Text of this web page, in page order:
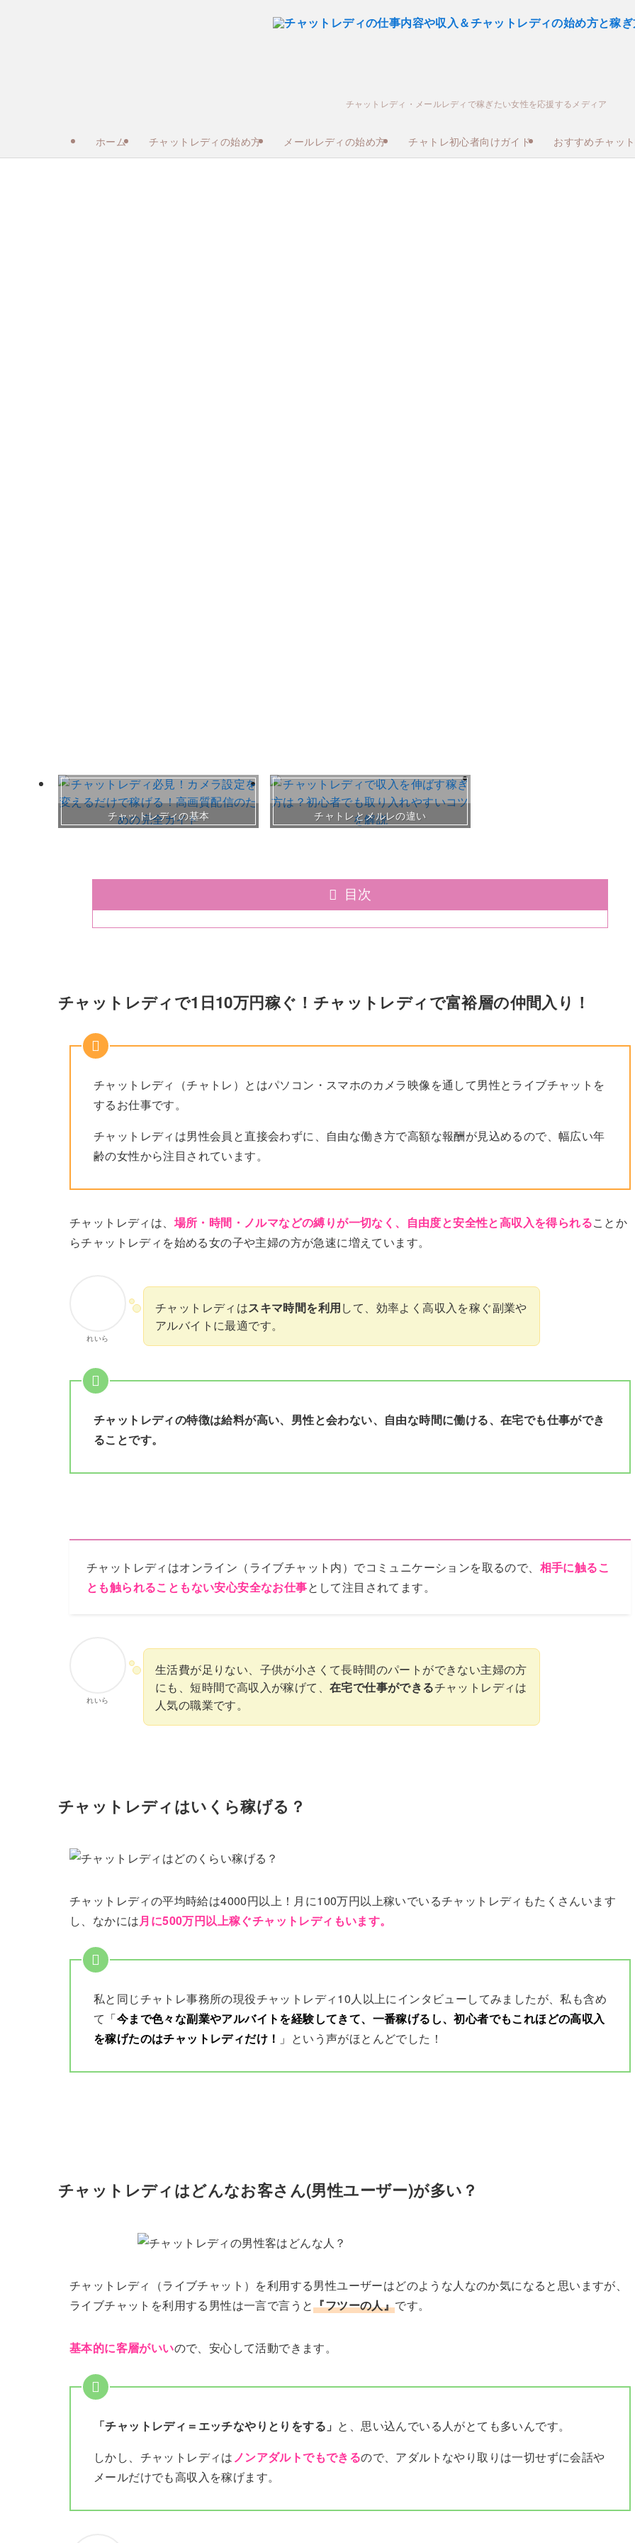
チャットレディ・メールレディで稼ぎたい女性を応援するメディア
ホーム チャットレディの始め方 メールレディの始め方 チャトレ初心者向けガイド おすすめチャッ
チャットレディの基本 チャトレとメルレの違い
目次
チャットレディで1日10万円稼ぐ！チャットレディで富裕層の仲間入り！
チャットレディ（チャトレ）とはパソコン・スマホのカメラ映像を通して男性とライブチャットを
するお仕事です。
チャットレディは男性会員と直接会わずに、自由な働き方で高額な報酬が見込めるので、幅広い年
齢の女性から注目されています。
チャットレディは、 場所・時間・ノルマなどの縛りが一切なく、自由度と安全性と高収入を得られることか
らチャットレディを始める女の子や主婦の方が急速に増えています。
れいら
チャットレディはスキマ時間を利用して、効率よく高収入を稼ぐ副業や
アルバイトに最適です。
チャットレディの特徴は給料が高い、男性と会わない、自由な時間に働ける、在宅でも仕事ができ
ることです。
チャットレディはオンライン（ライブチャット内）でコミュニケーションを取るので、 相手に触るこ
とも触られることもない安心安全なお仕事として注目されてます。
れいら
生活費が足りない、子供が小さくて長時間のパートができない主婦の方
にも、短時間で高収入が稼げて、 在宅で仕事ができるチャットレディは
人気の職業です。
チャットレディはいくら稼げる？
チャットレディの平均時給は4000円以上！月に100万円以上稼いでいるチャットレディもたくさんいます
し、なかには月に500万円以上稼ぐチャットレディもいます。
私と同じチャトレ事務所の現役チャットレディ10人以上にインタビューしてみましたが、私も含め
て 「今まで色々な副業やアルバイトを経験してきて、一番稼げるし、初心者でもこれほどの高収入
を稼げたのはチャットレディだけ！ 」 という声がほとんどでした！
チャットレディはどんなお客さん(男性ユーザー)が多い？
チャットレディ（ライブチャット）を利用する男性ユーザーはどのような人なのか気になると思いますが、
ライブチャットを利用する男性は一言で言うと『フツーの人』です。
基本的に客層がいいので、安心して活動できます。
「チャットレディ＝エッチなやりとりをする」 と、思い込んでいる人がとても多いんです。
しかし、チャットレディはノンアダルトでもできるので、アダルトなやり取りは一切せずに会話や
メールだけでも高収入を稼げます。